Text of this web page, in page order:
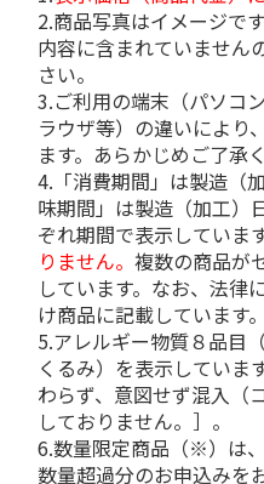
2.商品写真はイメージで
内容に含まれていません
さい。
3.ご利用の端末（パソコ
ラウザ等）の違いにより
ます。あらかじめご了承
4.「消費期間」は製造（
味期間」は製造（加工）
ぞれ期間で表示しています
りません。複数の商品が
しています。なお、法律
け商品に記載しています。
5.アレルギー物質８品目
くるみ）を表示していま
わらず、意図せず混入（
しておりません。］。
6.数量限定商品（※）は
数量超過分のお申込みを